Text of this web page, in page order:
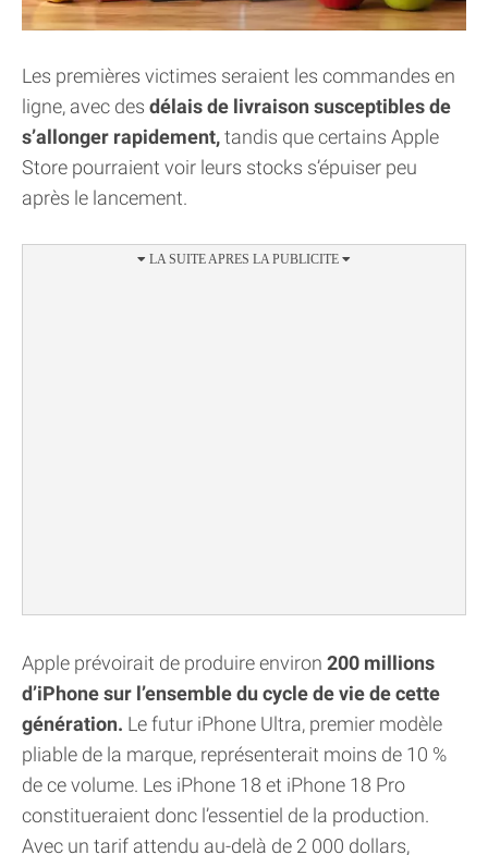
Les premières victimes seraient les commandes en
ligne, avec des délais de livraison susceptibles de
s’allonger rapidement,tandis que certains Apple
Store pourraient voir leurs stocks s’épuiser peu
après le lancement.
Apple prévoirait de produire environ 200 millions
d’iPhone sur l’ensemble du cycle de vie de cette
génération. Le futur iPhone Ultra, premier modèle
pliable de la marque, représenterait moins de 10 %
de ce volume. Les iPhone 18 et iPhone 18 Pro
constitueraient donc l’essentiel de la production.
Avec un tarif attendu au-delà de 2 000 dollars,